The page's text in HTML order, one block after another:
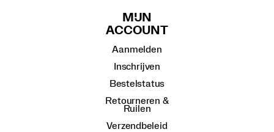
MIJN
ACCOUNT
Aanmelden
Inschrijven
Bestelstatus
Retourneren &
Ruilen
Verzendbeleid